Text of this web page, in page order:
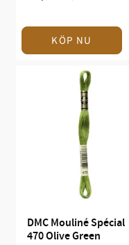
DMC Mouliné Spécial
470 Olive Green